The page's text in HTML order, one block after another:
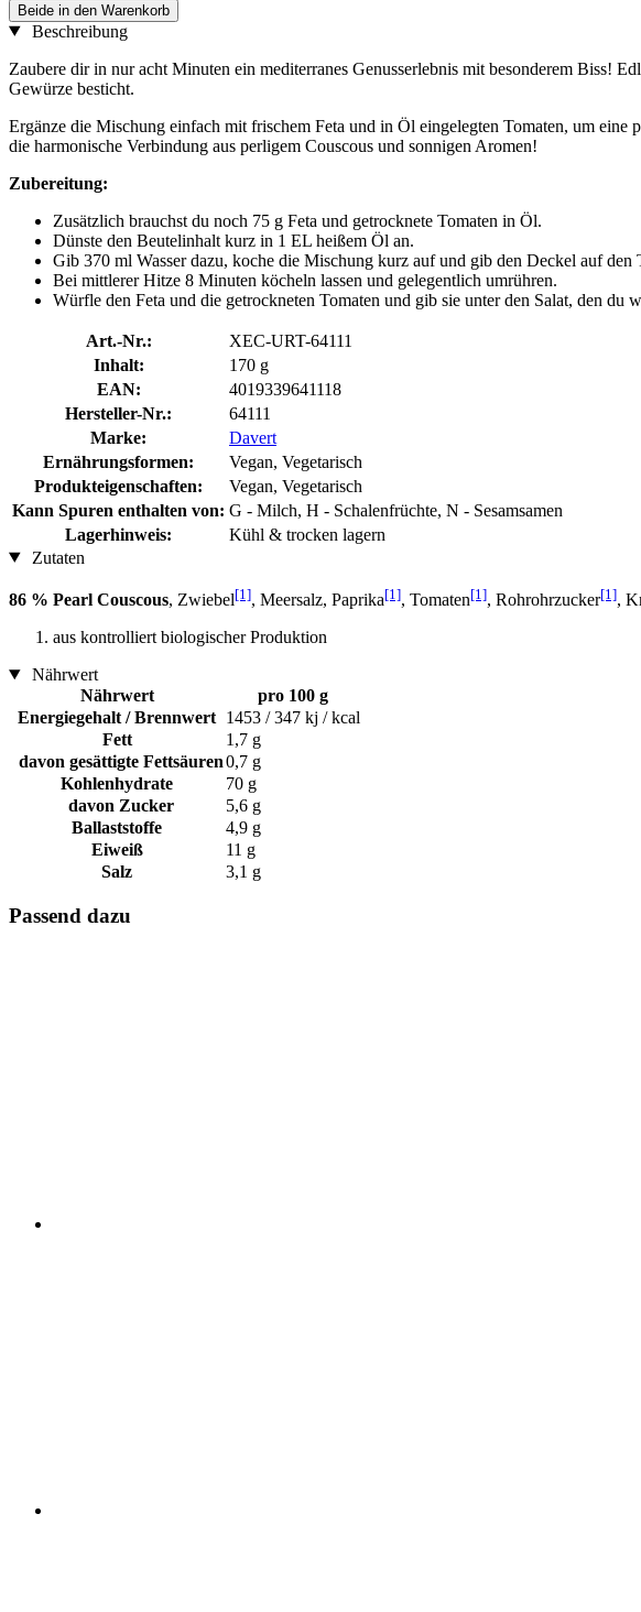
Beide in den Warenkorb
Beschreibung
Zaubere dir in nur acht Minuten ein mediterranes Genusserlebnis mit besonderem Biss!
Gewürze besticht.
Ergänze die Mischung einfach mit frischem Feta und in Öl eingelegten Tomaten, um
die harmonische Verbindung aus perligem Couscous und sonnigen Aromen!
Zubereitung:
Zusätzlich brauchst du noch 75 g Feta und getrocknete Tomaten in Öl.
Dünste den Beutelinhalt kurz in 1 EL heißem Öl an.
Gib 370 ml Wasser dazu, koche die Mischung kurz auf und gib den Deckel auf den
Bei mittlerer Hitze 8 Minuten köcheln lassen und gelegentlich umrühren.
Würfle den Feta und die getrockneten Tomaten und gib sie unter den Salat, den du
Art.-Nr.:
XEC-URT-64111
Inhalt:
170 g
EAN:
4019339641118
Hersteller-Nr.:
64111
Marke:
Davert
Ernährungsformen:
Vegan, Vegetarisch
Produkteigenschaften:
Vegan, Vegetarisch
Kann Spuren enthalten von: G - Milch, H - Schalenfrüchte, N - Sesamsamen
Lagerhinweis:
Kühl & trocken lagern
Zutaten
86 % Pearl Couscous, Zwiebel[1], Meersalz, Paprika[1], Tomaten[1], Rohrohrzucker[1],
aus kontrolliert biologischer Produktion
Nährwert
Nährwert
pro 100 g
Energiegehalt / Brennwert 1453 / 347 kj / kcal
Fett
1,7 g
davon gesättigte Fettsäuren0,7 g
Kohlenhydrate
70 g
davon Zucker
5,6 g
Ballaststoffe
4,9 g
Eiweiß
11 g
Salz
3,1 g
Passend dazu